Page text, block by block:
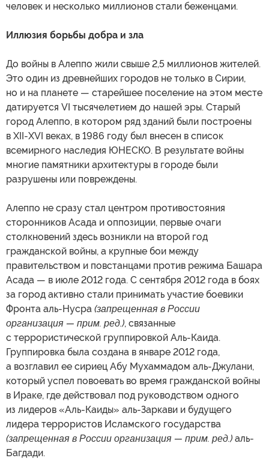
человек и несколько миллионов стали беженцами.
Иллюзия борьбы добра и зла
До войны в Алеппо жили свыше 2,5 миллионов жителей.
Это один из древнейших городов не только в Сирии,
но и на планете — старейшее поселение на этом месте
датируется VI тысячелетием до нашей эры. Старый
город Алеппо, в котором ряд зданий были построены
в XII-XVI веках, в 1986 году был внесен в список
всемирного наследия ЮНЕСКО. В результате войны
многие памятники архитектуры в городе были
разрушены или повреждены.
Алеппо не сразу стал центром противостояния
сторонников Асада и оппозиции, первые очаги
столкновений здесь возникли на второй год
гражданской войны, а крупные бои между
правительством и повстанцами против режима Башара
Асада — в июле 2012 года. С сентября 2012 года в боях
за город активно стали принимать участие боевики
Фронта аль-Нусра (запрещенная в России
организация — прим. ред.), связанные
с террористической группировкой Аль-Каида.
Группировка была создана в январе 2012 года,
а возглавил ее сириец Абу Мухаммадом аль-Джулани,
который успел повоевать во время гражданской войны
в Ираке, где действовал под руководством одного
из лидеров «Аль-Каиды» аль-Заркави и будущего
лидера террористов Исламского государства
(запрещенная в России организация — прим. ред.) аль-
Багдади.